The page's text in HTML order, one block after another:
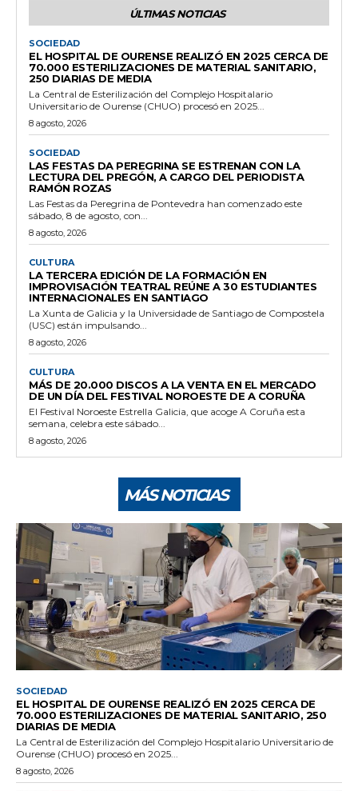
ÚLTIMAS NOTICIAS
SOCIEDAD
EL HOSPITAL DE OURENSE REALIZÓ EN 2025 CERCA DE
70.000 ESTERILIZACIONES DE MATERIAL SANITARIO,
250 DIARIAS DE MEDIA
La Central de Esterilización del Complejo Hospitalario
Universitario de Ourense (CHUO) procesó en 2025...
8 agosto, 2026
SOCIEDAD
LAS FESTAS DA PEREGRINA SE ESTRENAN CON LA
LECTURA DEL PREGÓN, A CARGO DEL PERIODISTA
RAMÓN ROZAS
Las Festas da Peregrina de Pontevedra han comenzado este
sábado, 8 de agosto, con...
8 agosto, 2026
CULTURA
LA TERCERA EDICIÓN DE LA FORMACIÓN EN
IMPROVISACIÓN TEATRAL REÚNE A 30 ESTUDIANTES
INTERNACIONALES EN SANTIAGO
La Xunta de Galicia y la Universidade de Santiago de Compostela
(USC) están impulsando...
8 agosto, 2026
CULTURA
MÁS DE 20.000 DISCOS A LA VENTA EN EL MERCADO
DE UN DÍA DEL FESTIVAL NOROESTE DE A CORUÑA
El Festival Noroeste Estrella Galicia, que acoge A Coruña esta
semana, celebra este sábado...
8 agosto, 2026
MÁS NOTICIAS
SOCIEDAD
EL HOSPITAL DE OURENSE REALIZÓ EN 2025 CERCA DE
70.000 ESTERILIZACIONES DE MATERIAL SANITARIO, 250
DIARIAS DE MEDIA
La Central de Esterilización del Complejo Hospitalario Universitario de
Ourense (CHUO) procesó en 2025...
8 agosto, 2026